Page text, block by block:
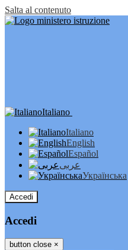
Salta al contenuto
Italiano
Italiano
English
Español
عربى
Українська
Accedi
Accedi
button close ×